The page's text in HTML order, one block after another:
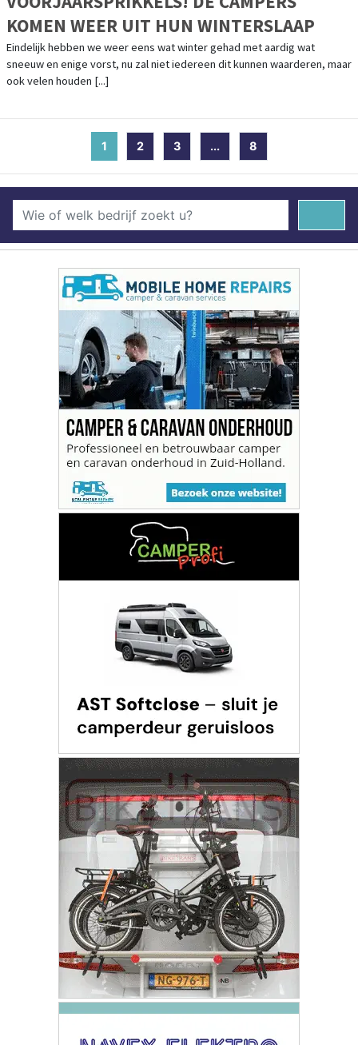
KOMEN WEER UIT HUN WINTERSLAAP
Eindelijk hebben we weer eens wat winter gehad met aardig wat
sneeuw en enige vorst, nu zal niet iedereen dit kunnen waarderen, maar
ook velen houden [...]
1 (current)
2 3 ... 8